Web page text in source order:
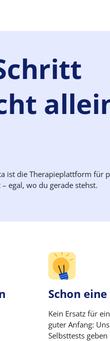
ist die Therapieplattform für
egal, wo du gerade stehst.
Schon
Kein Ersatz für
guter Anfang:
Selbsttests